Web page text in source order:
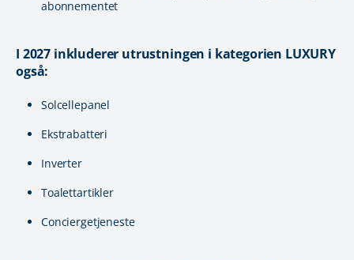
abonnementet
I 2027 inkluderer utrustningen i kategorien LUXURY
også:
Solcellepanel
Ekstrabatteri
Inverter
Toalettartikler
Conciergetjeneste